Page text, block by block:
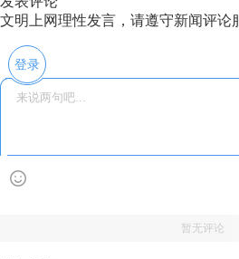
文明上网理性发言，请遵守新闻评论
登录
暂无评论